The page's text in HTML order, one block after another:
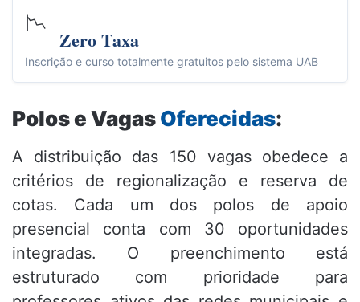
📉
Zero Taxa
Inscrição e curso totalmente gratuitos pelo sistema UAB
Polos e VagasOferecidas:
A distribuição das 150 vagas obedece a
critérios de regionalização e reserva de
cotas. Cada um dos polos de apoio
presencial conta com 30 oportunidades
integradas. O preenchimento está
estruturado com prioridade para